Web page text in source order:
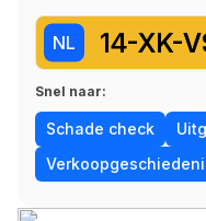
NL 14-XK-
Snel naar:
Schade check